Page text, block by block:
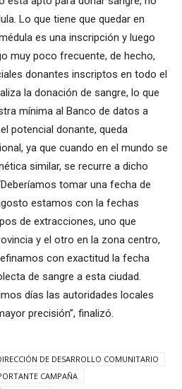
Lo que tiene que quedar en
es una inscripción y luego
muy poco frecuente, de hecho,
donantes inscriptos en todo el
la donación de sangre, lo que
mínima al Banco de datos a
potencial donante, queda
ya que cuando en el mundo se
similar, se recurre a dicho
tomar una fecha de
estamos con la fechas
de extracciones, uno que
y el otro en la zona centro,
con exactitud la fecha
de sangre a esta ciudad.
días las autoridades locales
precisión”, finalizó.
DE DESARROLLO COMUNITARIO
CAMPAÑA